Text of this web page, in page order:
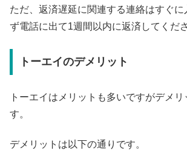
ただ、返済遅延に関連する連絡はすぐ
ず電話に出て1週間以内に返済してくださ
トーエイのデメリット
トーエイはメリットも多いですがデメ
す。
デメリットは以下の通りです。